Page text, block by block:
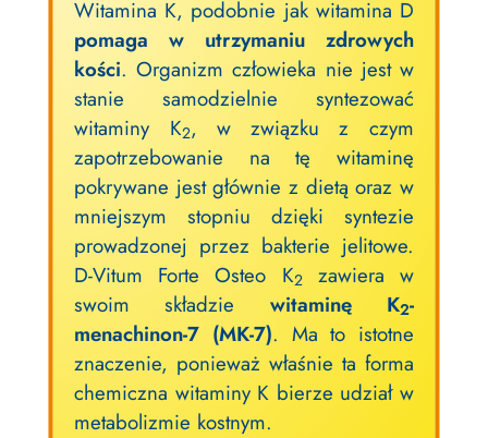
Witamina K, podobnie jak witamina D
pomaga w utrzymaniu zdrowych
kości. Organizm człowieka nie jest w
stanie samodzielnie syntezować
witaminy K2, w związku z czym
zapotrzebowanie na tę witaminę
pokrywane jest głównie z dietą oraz w
mniejszym stopniu dzięki syntezie
prowadzonej przez bakterie jelitowe.
D-Vitum Forte Osteo K2zawiera w
swoim składzie witaminę K2-
menachinon-7 (MK-7). Ma to istotne
znaczenie, ponieważ właśnie ta forma
chemiczna witaminy K bierze udział w
metabolizmie kostnym.